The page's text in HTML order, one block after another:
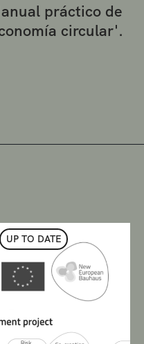
práctico de
circular'.
UP TO DATE